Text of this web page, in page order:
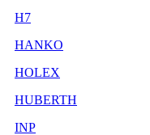
H7
HANKO
HOLEX
HUBERTH
INP